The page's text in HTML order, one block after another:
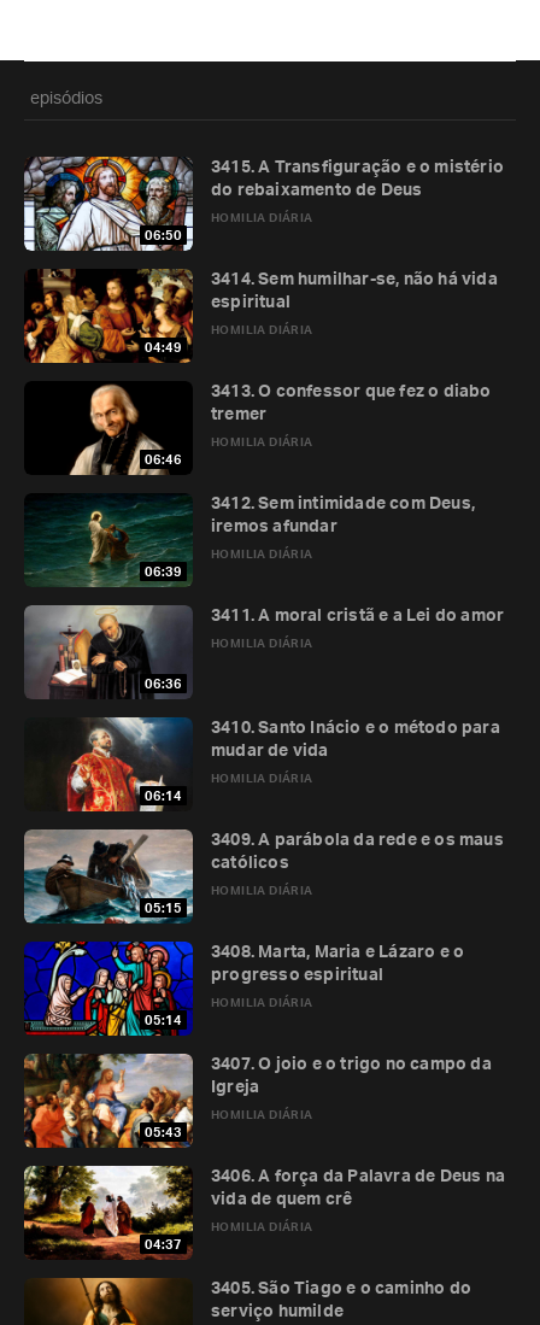
episódios
06:50
HOMILIA DIÁRIA
3415. A Transfiguração e o mistério
do rebaixamento de Deus
04:49
HOMILIA DIÁRIA
3414. Sem humilhar-se, não há vida
espiritual
06:46
HOMILIA DIÁRIA
3413. O confessor que fez o diabo
tremer
06:39
HOMILIA DIÁRIA
3412. Sem intimidade com Deus,
iremos afundar
06:36
HOMILIA DIÁRIA
3411. A moral cristã e a Lei do amor
06:14
HOMILIA DIÁRIA
3410. Santo Inácio e o método para
mudar de vida
05:15
HOMILIA DIÁRIA
3409. A parábola da rede e os maus
católicos
05:14
HOMILIA DIÁRIA
3408. Marta, Maria e Lázaro e o
progresso espiritual
05:43
HOMILIA DIÁRIA
3407. O joio e o trigo no campo da
Igreja
04:37
HOMILIA DIÁRIA
3406. A força da Palavra de Deus na
vida de quem crê
3405. São Tiago e o caminho do
serviço humilde